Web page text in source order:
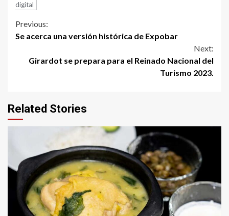
digital
Continue
Previous:
Se acerca una versión histórica de Expobar
Next:
Girardot se prepara para el Reinado Nacional del
Turismo 2023.
Related Stories